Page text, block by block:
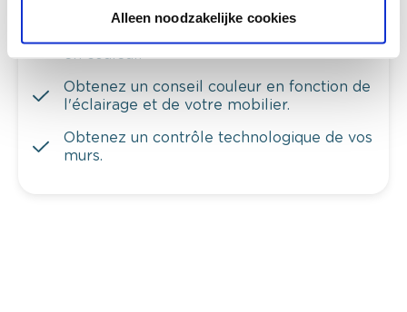
Alleen noodzakelijke cookies
Conseil couleur à domicile
en couleur.
Obtenez un conseil couleur en fonction de
l'éclairage et de votre mobilier.
Obtenez un contrôle technologique de vos
murs.